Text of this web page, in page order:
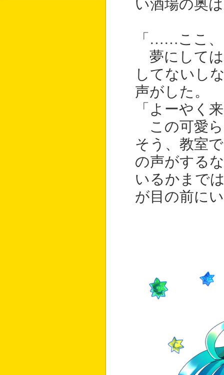
い酒場の奥
「……ここ
夢にしては
してないし
声がした。
「よーやく
この可愛ら
そう、教室
の声がする
いるかまで
が目の前に